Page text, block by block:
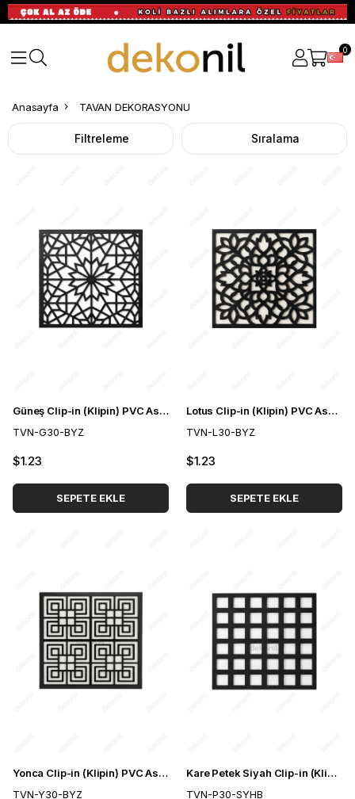
0
Anasayfa TAVAN DEKORASYONU
Filtreleme Sıralama
Güneş Clip-in (Klipin) PVC Asma Tavan Kaplama Paneli 30*30 cm
TVN-G30-BYZ
$1.23
SEPETE EKLE
Lotus Clip-in (Klipin) PVC Asma Tavan Kaplama Paneli 30*30 cm
TVN-L30-BYZ
$1.23
SEPETE EKLE
Yonca Clip-in (Klipin) PVC Asma Tavan Kaplama Paneli 30*30 cm
TVN-Y30-BYZ
Kare Petek Siyah Clip-in (Klipin) PVC Asma Tavan Kaplama Paneli 30*30 cm
TVN-P30-SYHB
TAVAN
DEKORASYONU